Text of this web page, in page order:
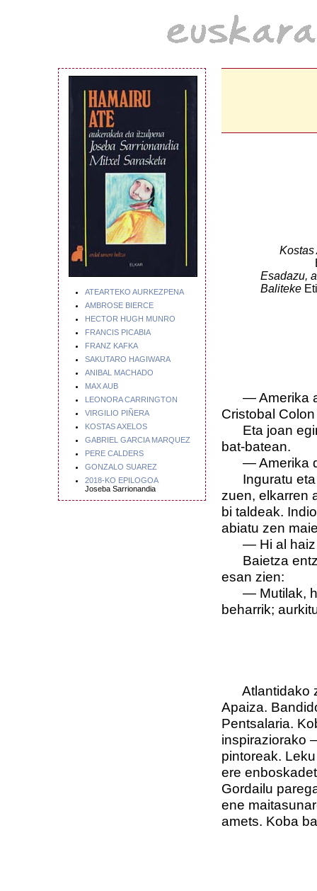
ATEARTEKO AURKEZPENA
AMBROSE BIERCE
HECTOR HUGH MUNRO
FRANCIS PICABIA
FRANZ KAFKA
SAKUTARO HAGIWARA
ANIBAL MACHADO
MAX AUB
LEONORA CARRINGTON
VIRGILIO PIÑERA
KOSTAS AXELOS
GABRIEL GARCIA MARQUEZ
PERE CALDERS
GONZALO SUAREZ
2018-KO EPILOGOA
Joseba Sarrionandia
Kostas
Esadazu,
Baliteke
— Amerika
Cristobal
Eta joan egin
bat-batean.
— Amerika
Inguratu eta
zuen, elkarren
bi taldeak.
abiatu zen
— Hi al haiz
Baietza
esan zien:
— Mutilak,
beharrik;
Atlantidako
Apaiza.
Pentsalaria.
inspiraziorako
pintoreak.
ere
Gordailu
ene
amets. Koba